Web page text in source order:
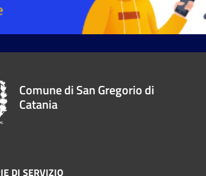
Comune di San Gregorio di
Catania
DI SERVIZIO